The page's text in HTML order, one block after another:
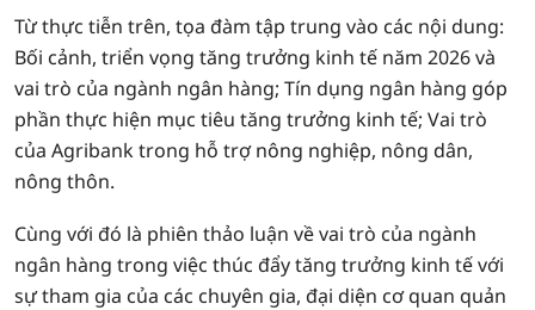
Từ thực tiễn trên, tọa đàm tập trung vào các nội dung:
Bối cảnh, triển vọng tăng trưởng kinh tế năm 2026 và
vai trò của ngành ngân hàng; Tín dụng ngân hàng góp
phần thực hiện mục tiêu tăng trưởng kinh tế; Vai trò
của Agribank trong hỗ trợ nông nghiệp, nông dân,
nông thôn.
Cùng với đó là phiên thảo luận về vai trò của ngành
ngân hàng trong việc thúc đẩy tăng trưởng kinh tế với
sự tham gia của các chuyên gia, đại diện cơ quan quản